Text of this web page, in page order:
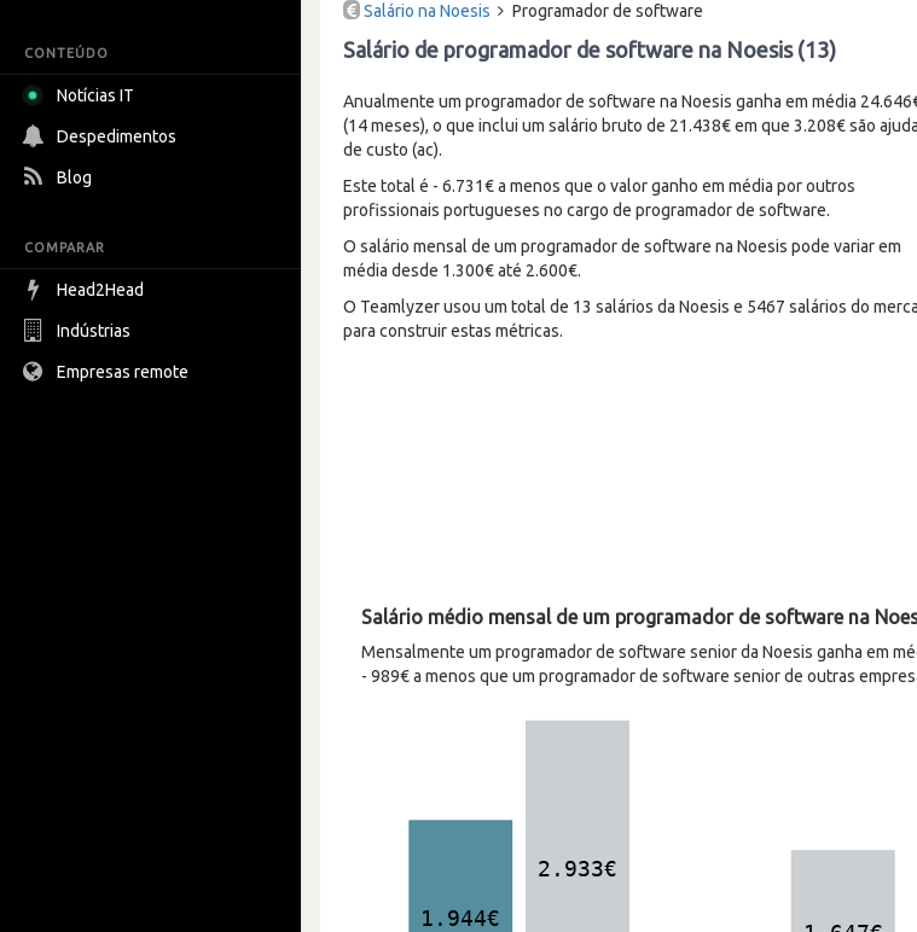
CONTEÚDO
Notícias IT
Despedimentos
Blog
COMPARAR
Head2Head
Indústrias
Empresas remote
Salário na Noesis Programador de software
Salário de programador de software na Noesis (13)
Anualmente um programador de software na Noesis ganha em média
(14 meses), o que inclui um salário bruto de 21.438€ em que 3.208€ são
de custo (ac).
Este total é - 6.731€ a menos que o valor ganho em média por outros
profissionais portugueses no cargo de programador de software.
O salário mensal de um programador de software na Noesis pode variar em
média desde 1.300€ até 2.600€.
O Teamlyzer usou um total de 13 salários da Noesis e 5467 salários do
para construir estas métricas.
Salário médio mensal de um programador de software na
Mensalmente um programador de software senior da Noesis ganha em
- 989€ a menos que um programador de software senior de outras